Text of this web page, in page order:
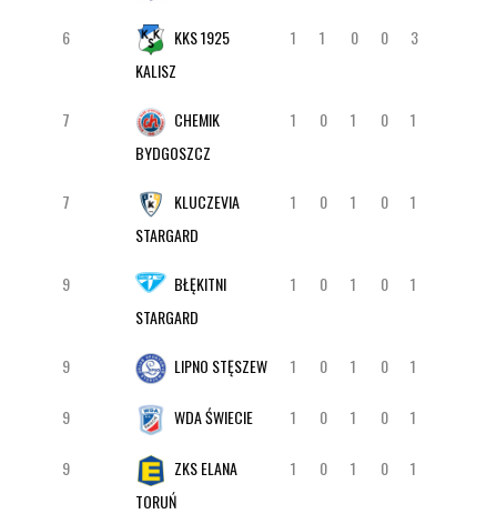
6
KKS 1925
KALISZ
1 1 0 0 3
7
CHEMIK
BYDGOSZCZ
1 0 1 0 1
7
KLUCZEVIA
STARGARD
1 0 1 0 1
9
BŁĘKITNI
STARGARD
1 0 1 0 1
9 LIPNO STĘSZEW 1 0 1 0 1
9 WDA ŚWIECIE 1 0 1 0 1
9
ZKS ELANA
TORUŃ
1 0 1 0 1